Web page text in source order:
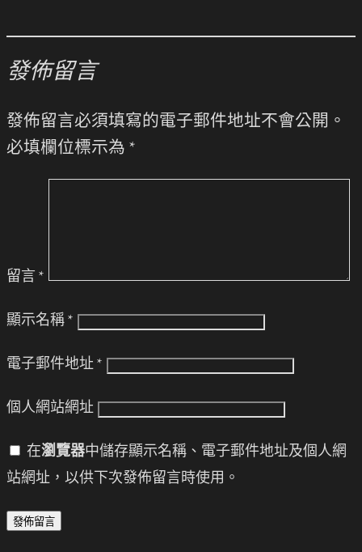
發佈留言
發佈留言必須填寫的電子郵件地址不會公開。
必填欄位標示為 *
留言 *
顯示名稱 *
電子郵件地址 *
個人網站網址
在瀏覽器中儲存顯示名稱、電子郵件地址及個人網
站網址，以供下次發佈留言時使用。